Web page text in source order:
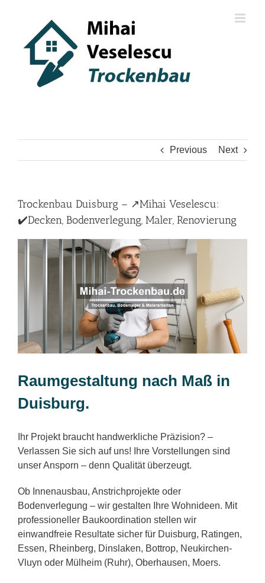
Previous Next
Trockenbau Duisburg – ↗️Mihai Veselescu:
✔️Decken, Bodenverlegung, Maler, Renovierung
Raumgestaltung nach Maß in
Duisburg.
Ihr Projekt braucht handwerkliche Präzision? –
Verlassen Sie sich auf uns! Ihre Vorstellungen sind
unser Ansporn – denn Qualität überzeugt.
Ob Innenausbau, Anstrichprojekte oder
Bodenverlegung – wir gestalten Ihre Wohnideen. Mit
professioneller Baukoordination stellen wir
einwandfreie Resultate sicher für Duisburg, Ratingen,
Essen, Rheinberg, Dinslaken, Bottrop, Neukirchen-
Vluyn oder Mülheim (Ruhr), Oberhausen, Moers.